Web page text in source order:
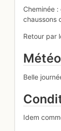
Cheminée
chaussons
Retour par
Météo
Belle
Idem